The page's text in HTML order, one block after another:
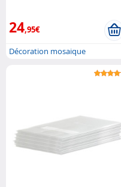
24,95€
Décoration mosaique